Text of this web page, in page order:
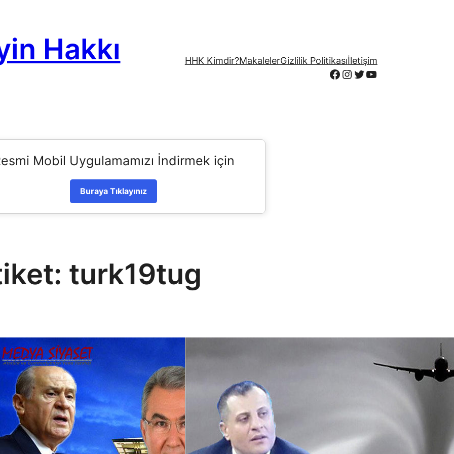
Hakkı HHK Kimdir?MakalelerGizlilik Politikasıİletişim
Facebook
Instagram
Twitter
YouTube
Mobil Uygulamamızı İndirmek için
Buraya Tıklayınız
turk19tug